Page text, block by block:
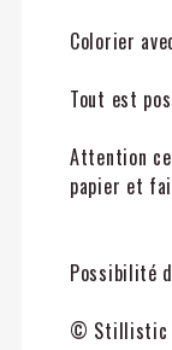
Colorier
Tout est
Attention
papier et
Possibilité
© Stillistic -